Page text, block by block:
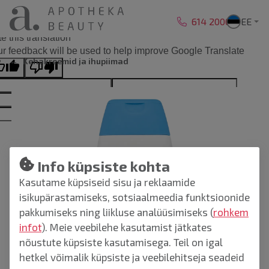
Liigu sisu juurde
614 2000
EE
Kehakreemid ja ihupiimad
text
this translation
feedback will be used to help improve Google Translate
Info küpsiste kohta
Kasutame küpsiseid sisu ja reklaamide
isikupärastamiseks, sotsiaalmeedia funktsioonide
pakkumiseks ning liikluse analüüsimiseks (rohkem
infot). Meie veebilehe kasutamist jätkates
nõustute küpsiste kasutamisega. Teil on igal
hetkel võimalik küpsiste ja veebilehitseja seadeid